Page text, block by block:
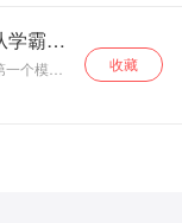
学霸到
个模块
获取更
习方
学习更
计划，
收藏